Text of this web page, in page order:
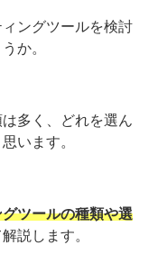
ングツールを検討
か。
多く、どれを選ん
います。
ツールの種類や選
説します。